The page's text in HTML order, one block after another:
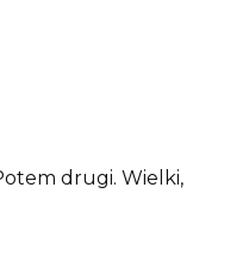
drugi. Wielki,